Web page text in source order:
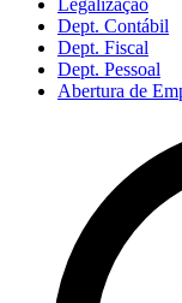
Dept. Contábil
Dept. Fiscal
Dept. Pessoal
Abertura de